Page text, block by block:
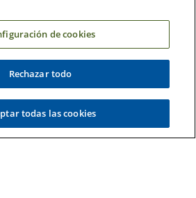
de cookies
Rechazar todo
todas las cookies